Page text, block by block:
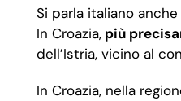
Si parla italiano
In Croazia,più
dell’Istria, vicino al
In Croazia, nella